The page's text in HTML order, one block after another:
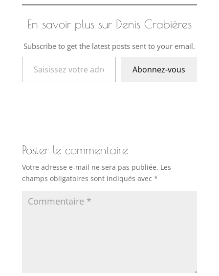
En savoir plus sur Denis Crabières
Subscribe to get the latest posts sent to your email.
Saisissez votre adresse e-mail…
Abonnez-vous
Poster le commentaire
Votre adresse e-mail ne sera pas publiée. Les
champs obligatoires sont indiqués avec *